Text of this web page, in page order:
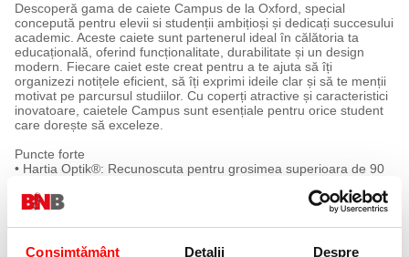
Consimțământ Detalii Despre
Descoperă gama de caiete Campus de la Oxford, special
concepută pentru elevii si studenții ambițioși și dedicați succesului
academic. Aceste caiete sunt partenerul ideal în călătoria ta
educațională, oferind funcționalitate, durabilitate și un design
modern. Fiecare caiet este creat pentru a te ajuta să îți
organizezi notițele eficient, să îți exprimi ideile clar și să te menții
motivat pe parcursul studiilor. Cu coperți atractive și caracteristici
inovatoare, caietele Campus sunt esențiale pentru orice student
care dorește să exceleze.
Puncte forte
• Hartia Optik®: Recunoscuta pentru grosimea superioara de 90
pete, opacitate maxima si rezistenta la umezeala, oferind o
experienta de scriere exceptionala si durabilitate sporita. Foarte
important, cerneala nu se imprima deloc pe partea cealalta a